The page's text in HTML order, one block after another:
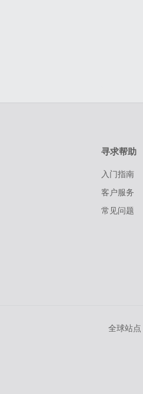
寻求帮助
入门指南
客户服务
常见问题
全球站点